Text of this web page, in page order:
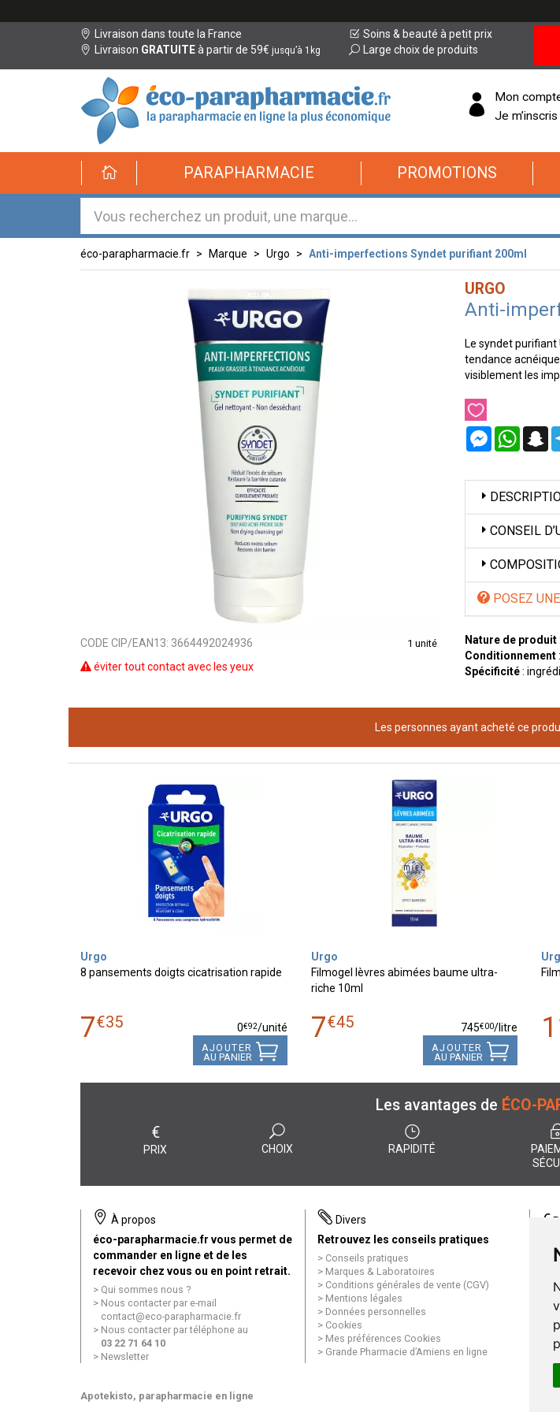
Livraison dans toute la France
Livraison GRATUITEà partir de 59€ jusqu’à 1kg
Soins & beauté à petit prix
Large choix de produits
éco-
parapharmacie.fr
éco-
parapharmacie.fr
Mon
Je m’inscris
PARAPHARMACIE PROMOTIONS
éco-parapharmacie.fr Marque Urgo Anti-imperfections Syndet purifiant 200ml
CODE CIP/EAN13: 3664492024936 1 unité
éviter tout contact avec les yeux
URGO
Anti-
Le syndet
tendance
visiblement les
Messenger
CONSEIL
POSEZ
Nature de produit
Conditionnement
Spécificité:
Les personnes ayant acheté ce
Urgo
8 pansements doigts cicatrisation rapide
7€35 0€92/unité
AJOUTER
AU PANIER
Urgo
Filmogel lèvres abimées baume ultra-
riche 10ml
7€45 745€00/litre
AJOUTER
AU PANIER
Les avantages de ÉCO-
€
PRIX CHOIX RAPIDITÉ
À propos
éco-parapharmacie.fr vous permet de
commander en ligne et de les
recevoir chez vous ou en point retrait.
Qui sommes nous ?
Nous contacter par e-mail
contact@eco-parapharmacie.fr
Nous contacter par téléphone au
03 22 71 64 10
Newsletter
Divers
Retrouvez les conseils pratiques
Conseils pratiques
Marques & Laboratoires
Conditions générales de vente (CGV)
Mentions légales
Données personnelles
Cookies
Mes préférences Cookies
Grande Pharmacie d’Amiens en ligne
€
Apotekisto, parapharmacie en ligne